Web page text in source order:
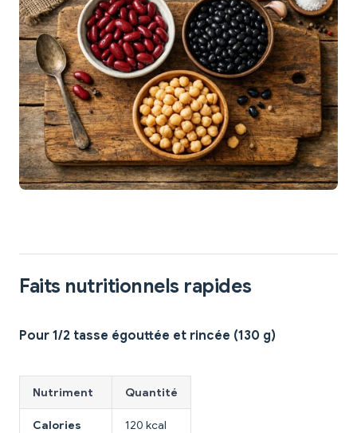
Faits nutritionnels rapides
Pour 1/2 tasse égouttée et rincée (130 g)
Nutriment Quantité
Calories 120 kcal